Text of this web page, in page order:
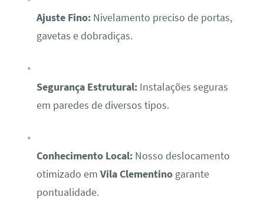
Ajuste Fino:Nivelamento preciso de portas,
gavetas e dobradiças.
Segurança Estrutural:Instalações seguras
em paredes de diversos tipos.
Conhecimento Local:Nosso deslocamento
otimizado em Vila Clementinogarante
pontualidade.